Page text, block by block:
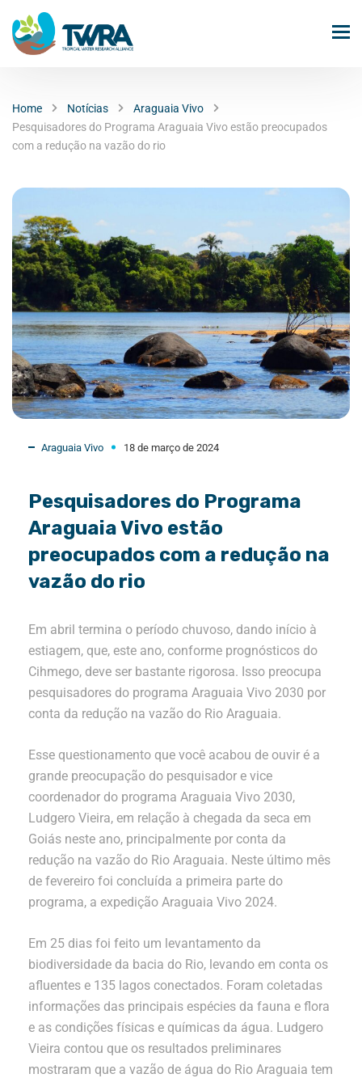
Home Notícias
Araguaia Vivo
Pesquisadores do Programa Araguaia Vivo estão preocupados
com a redução na vazão do rio
Araguaia Vivo 18 de março de 2024
Pesquisadores do Programa
Araguaia Vivo estão
preocupados com a redução na
vazão do rio
Em abril termina o período chuvoso, dando início à
estiagem, que, este ano, conforme prognósticos do
Cihmego, deve ser bastante rigorosa. Isso preocupa
pesquisadores do programa Araguaia Vivo 2030 por
conta da redução na vazão do Rio Araguaia.
Esse questionamento que você acabou de ouvir é a
grande preocupação do pesquisador e vice
coordenador do programa Araguaia Vivo 2030,
Ludgero Vieira, em relação à chegada da seca em
Goiás neste ano, principalmente por conta da
redução na vazão do Rio Araguaia. Neste último mês
de fevereiro foi concluída a primeira parte do
programa, a expedição Araguaia Vivo 2024.
Em 25 dias foi feito um levantamento da
biodiversidade da bacia do Rio, levando em conta os
afluentes e 135 lagos conectados. Foram coletadas
informações das principais espécies da fauna e flora
e as condições físicas e químicas da água. Ludgero
Vieira contou que os resultados preliminares
mostraram que a vazão de água do Rio Araguaia tem